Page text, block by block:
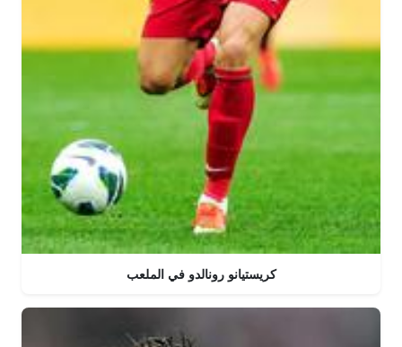
كريستيانو رونالدو في الملعب